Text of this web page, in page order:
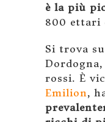
è la più
800 ettari
Si trova
rossi. È
Emilion,